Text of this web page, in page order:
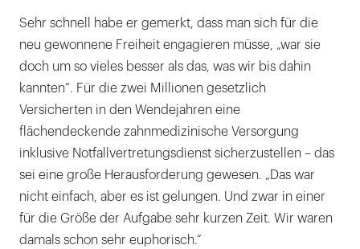
Sehr schnell habe er gemerkt, dass man sich für die
neu gewonnene Freiheit engagieren müsse, „war sie
doch um so vieles besser als das, was wir bis dahin
kannten“. Für die zwei Millionen gesetzlich
Versicherten in den Wendejahren eine
flächendeckende zahnmedizinische Versorgung
inklusive Notfallvertretungsdienst sicherzustellen – das
sei eine große Herausforderung gewesen. „Das war
nicht einfach, aber es ist gelungen. Und zwar in einer
für die Größe der Aufgabe sehr kurzen Zeit. Wir waren
damals schon sehr euphorisch.“